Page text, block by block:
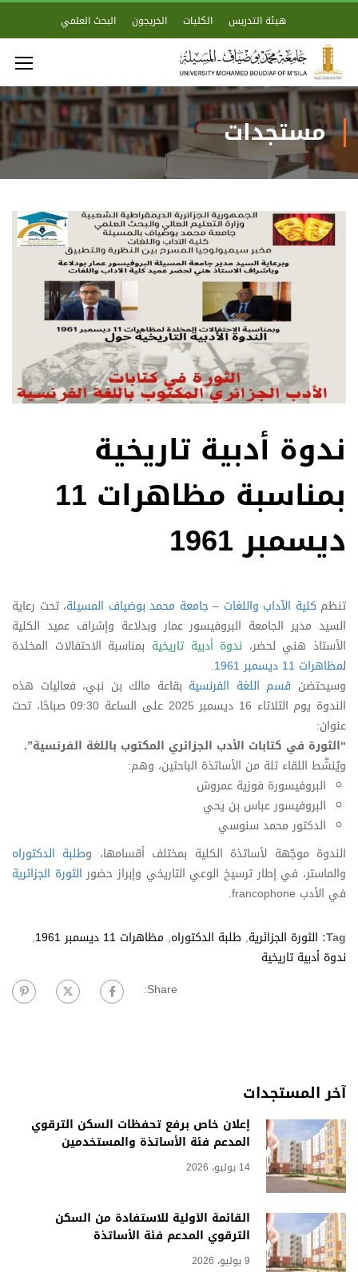
هيئة التدريس الكليات الخريجون البحث العلمي
مستجدات
ندوة أدبية تاريخية
بمناسبة مظاهرات 11
ديسمبر 1961
تنظم كلية الآداب واللغات –جامعة محمد بوضياف المسيلة، تحت رعاية
السيد مدير الجامعة البروفيسور عمار وبدلاعة وإشراف عميد الكلية
الأستاذ هني لحضر، ندوة أدبية تاريخية بمناسبة الاحتفالات المخلدة
لمظاهرات 11 ديسمبر 1961
.
وسيحتضن قسم اللغة الفرنسية بقاعة مالك بن نبي، فعاليات هذه
الندوة يوم الثلاثاء 16 ديسمبر 2025 على الساعة 09:30 صباحًا، تحت
عنوان:
“الثورة في كتابات الأدب الجزائري المكتوب باللغة الفرنسية”.
ويُنشّط اللقاء ثلة من الأساتذة الباحثين، وهم:
البروفيسورة فوزية عمروش
البروفيسور عباس بن يحي
الدكتور محمد سنوسي
الندوة موجّهة لأساتذة الكلية بمختلف أقسامها، وطلبة الدكتوراه
والماستر، في إطار ترسيخ الوعي التاريخي وإبراز حضورالثورة الجزائرية
في الأدب francophone.
Tag: الثورة الجزائرية, طلبة الدكتوراه, مظاهرات 11 ديسمبر 1961
,
ندوة أدبية تاريخية
Share:
آخر المستجدات
إعلان خاص برفع تحفظات السكن الترقوي
المدعم فئة الأساتذة والمستخدمين
14 يوليو، 2026
القائمة الأولية للاستفادة من السكن
الترقوي المدعم فئة الأساتذة
9 يوليو، 2026